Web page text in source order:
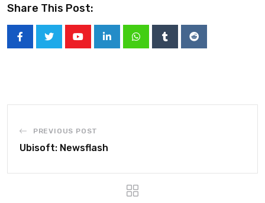
Share This Post:
PREVIOUS POST
Ubisoft: Newsflash